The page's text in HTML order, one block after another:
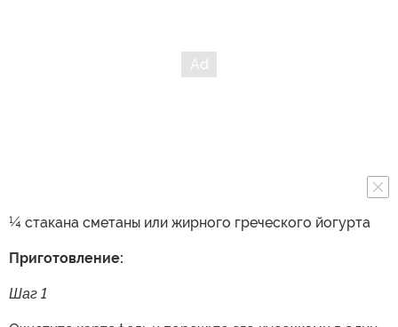
¼ стакана сметаны или жирного греческого йогурта
Приготовление:
Шаг 1